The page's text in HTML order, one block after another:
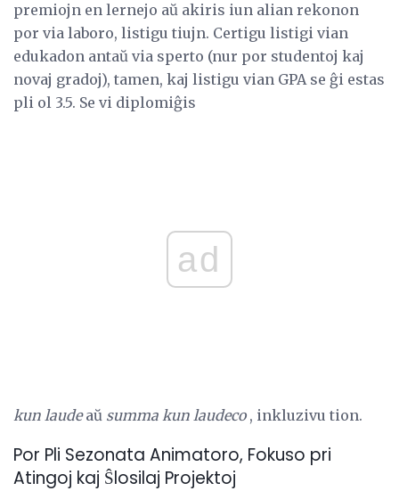
premiojn en lernejo aŭ akiris iun alian rekonon
por via laboro, listigu tiujn. Certigu listigi vian
edukadon antaŭ via sperto (nur por studentoj kaj
novaj gradoj), tamen, kaj listigu vian GPA se ĝi estas
pli ol 3.5. Se vi diplomiĝis
ad
kun laudeaŭ summa kun laudeco, inkluzivu tion.
Por Pli Sezonata Animatoro, Fokuso pri
Atingoj kaj Ŝlosilaj Projektoj